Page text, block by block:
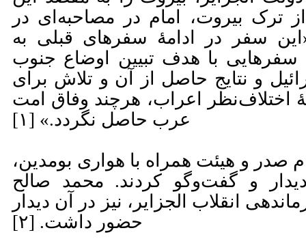
بیروت، امام در مصاحبه‌ای در
سفر در ادامۀ سفرهای قبلی به
با هدف تبیین اوضاع جنوب
و نتایج حاصل از آن و تلاش برای
اختلاف‌نظر اعراب، هرچند وفاق امت
۱۹۷۸/۶/۱۷، امام صدر و هیئت همراه با هواری بومدین،
و گفت‌وگو کردند. محمد صالح
انقلاب الجزایر، نیز در آن دیدار